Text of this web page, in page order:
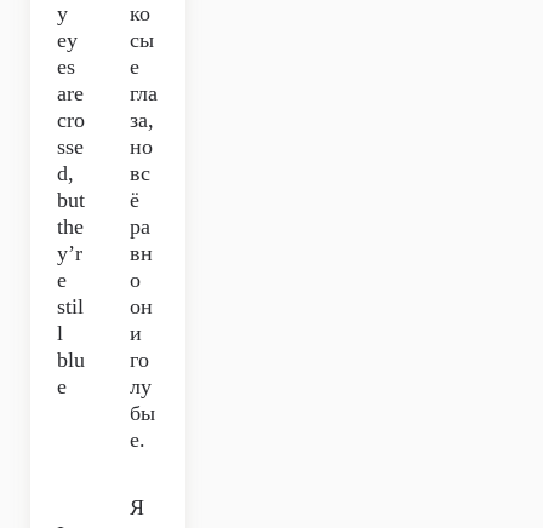
y
ey
es
are
cro
sse
d,
but
the
y’r
e
stil
l
blu
e
ко
сы
е
гла
за,
но
вс
ё
ра
вн
о
он
и
го
лу
бы
е.
Я